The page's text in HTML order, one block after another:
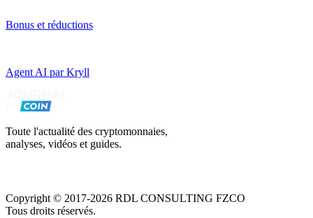
Bonus et réductions
Agent AI par Kryll
Toute l'actualité des cryptomonnaies,
analyses, vidéos et guides.
Copyright © 2017-2026 RDL CONSULTING FZCO
Tous droits réservés.